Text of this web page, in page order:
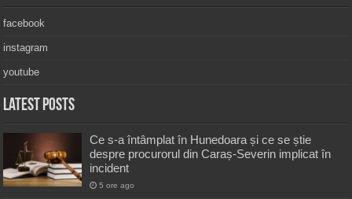
facebook
instagram
youtube
Latest Posts
Ce s-a întâmplat în Hunedoara și ce se știe
despre procurorul din Caraș-Severin implicat în
incident
5 ore ago